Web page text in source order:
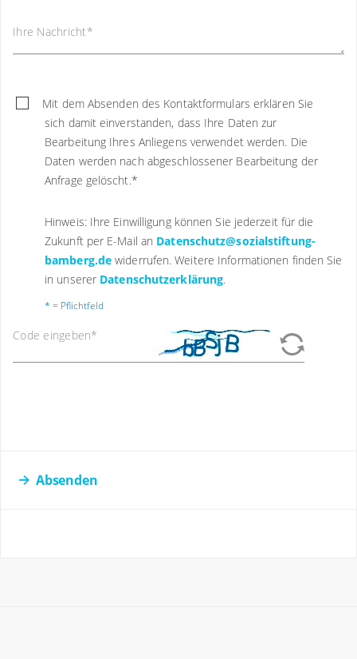
Ihre Nachricht*
Mit dem Absenden des Kontaktformulars erklären Sie
sich damit einverstanden, dass Ihre Daten zur
Bearbeitung Ihres Anliegens verwendet werden. Die
Daten werden nach abgeschlossener Bearbeitung der
Anfrage gelöscht.*
Hinweis: Ihre Einwilligung können Sie jederzeit für die
Zukunft per E-Mail an Datenschutz@sozialstiftung-
bamberg.de widerrufen. Weitere Informationen finden Sie
in unserer Datenschutzerklärung.
* = Pflichtfeld
Code eingeben*
Absenden